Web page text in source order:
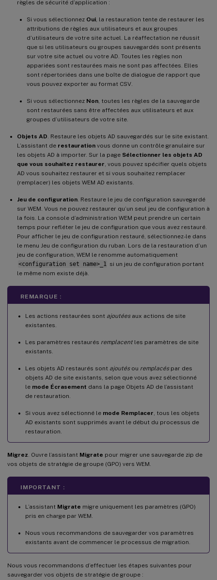
règles de sécurité d’application :
Si vous sélectionnez Oui , la restauration tente de restaurer les
attributions de règles aux utilisateurs et aux groupes
d’utilisateurs de votre site actuel. La réaffectation ne réussit
que si les utilisateurs ou groupes sauvegardés sont présents
sur votre site actuel ou votre AD. Toutes les règles non
appariées sont restaurées mais ne sont pas affectées. Elles
sont répertoriées dans une boîte de dialogue de rapport que
vous pouvez exporter au format CSV.
Si vous sélectionnez Non , toutes les règles de la sauvegarde
sont restaurées sans être affectées aux utilisateurs et aux
groupes d’utilisateurs de votre site.
Objets AD . Restaure les objets AD sauvegardés sur le site existant.
L’assistant de restauration vous donne un contrôle granulaire sur
les objets AD à importer. Sur la page Sélectionner les objets AD
que vous souhaitez restaurer , vous pouvez spécifier quels objets
AD vous souhaitez restaurer et si vous souhaitez remplacer
(remplacer) les objets WEM AD existants.
Jeu de configuration . Restaure le jeu de configuration sauvegardé
sur WEM. Vous ne pouvez restaurer qu’un seul jeu de configuration à
la fois. La console d’administration WEM peut prendre un certain
temps pour refléter le jeu de configuration que vous avez restauré.
Pour afficher le jeu de configuration restauré, sélectionnez-le dans
le menu Jeu de configuration du ruban. Lors de la restauration d’un
jeu de configuration, WEM le renomme automatiquement
<configuration set name>_1
si un jeu de configuration portant
le même nom existe déjà.
REMARQUE :
Les actions restaurées sont ajoutéesaux actions de site
existantes.
Les paramètres restaurés remplacentles paramètres de site
existants.
Les objets AD restaurés sont ajoutésou remplacéspar des
objets AD de site existants, selon que vous avez sélectionné
le mode Écrasement dans la page Objets AD de l’assistant
de restauration.
Si vous avez sélectionné le mode Remplacer , tous les objets
AD existants sont supprimés avant le début du processus de
restauration.
Migrez . Ouvre l’assistant Migrate pour migrer une sauvegarde zip de
vos objets de stratégie de groupe (GPO) vers WEM.
IMPORTANT :
L’assistant Migrate migre uniquement les paramètres (GPO)
pris en charge par WEM.
Nous vous recommandons de sauvegarder vos paramètres
existants avant de commencer le processus de migration.
Nous vous recommandons d’effectuer les étapes suivantes pour
sauvegarder vos objets de stratégie de groupe :